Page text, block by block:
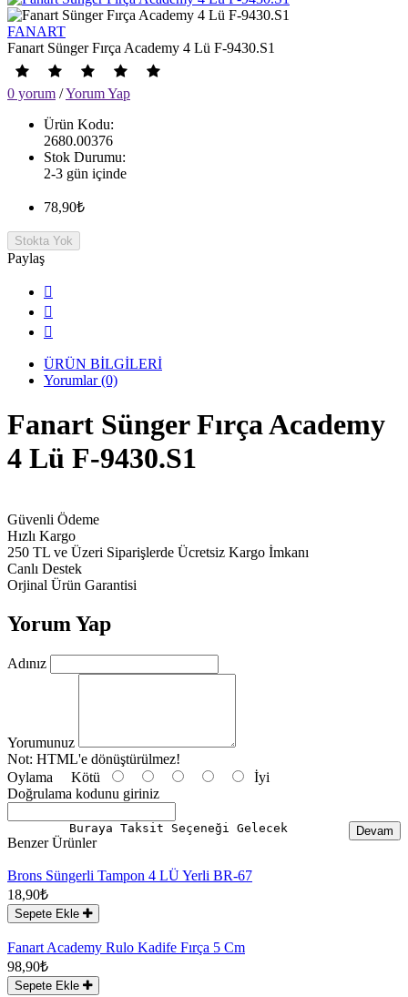
FANART
Fanart Sünger Fırça Academy 4 Lü F-9430.S1
0 yorum /Yorum Yap
Ürün Kodu:
2680.00376
Stok Durumu:
2-3 gün içinde
78,90₺
Stokta Yok
Paylaş
ÜRÜN BİLGİLERİ
Yorumlar (0)
Fanart Sünger Fırça Academy
4 Lü F-9430.S1
Güvenli Ödeme
Hızlı Kargo
250 TL ve Üzeri Siparişlerde Ücretsiz Kargo İmkanı
Canlı Destek
Orjinal Ürün Garantisi
Yorum Yap
Adınız
Yorumunuz
Not: HTML'e dönüştürülmez!
Oylama Kötü
İyi
Doğrulama kodunu giriniz
Devam
Buraya Taksit Seçeneği Gelecek
Benzer Ürünler
Brons Süngerli Tampon 4 LÜ Yerli BR-67
18,90₺
Sepete Ekle
Fanart Academy Rulo Kadife Fırça 5 Cm
98,90₺
Sepete Ekle